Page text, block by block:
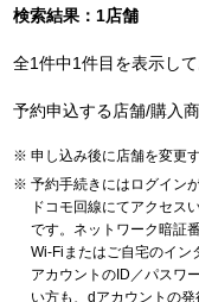
検索結果：1店舗
全1件中1件目を表示し
予約申込する店舗/購入
申し込み後に店舗を変更
予約手続きにはログイン
ドコモ回線にてアクセス
です。ネットワーク暗証
Wi-Fiまたはご自宅のイン
アカウントのID／パスワ
い方も、dアカウントの発